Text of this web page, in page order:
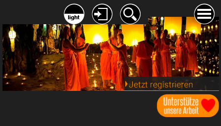
Jetzt registrieren